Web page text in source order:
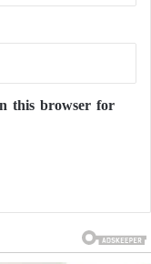
this browser for